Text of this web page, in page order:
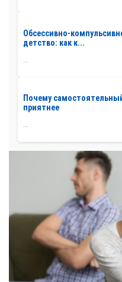
Обсессивно-
детство: как к...
Почему
приятнее
...